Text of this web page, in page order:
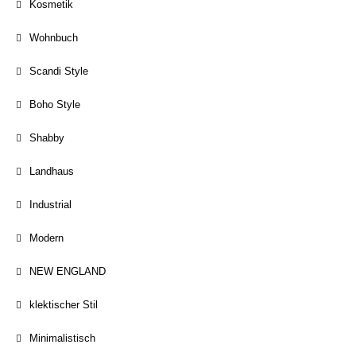
Kosmetik
Wohnbuch
Scandi Style
Boho Style
Shabby
Landhaus
Industrial
Modern
NEW ENGLAND
klektischer Stil
Minimalistisch